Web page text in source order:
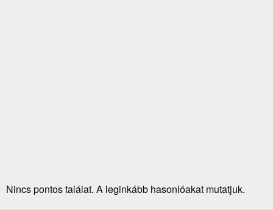
Nincs pontos találat. A leginkább hasonlóakat mutatjuk.